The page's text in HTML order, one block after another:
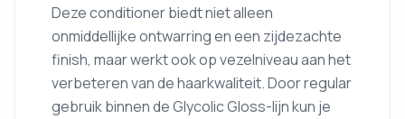
Deze conditioner biedt niet alleen
onmiddellijke ontwarring en een zijdezachte
finish, maar werkt ook op vezelniveau aan het
verbeteren van de haarkwaliteit. Door regular
gebruik binnen de Glycolic Gloss-lijn kun je